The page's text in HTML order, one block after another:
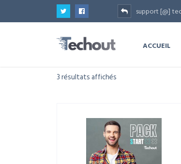
support [@]
ACCUEIL
3 résultats affichés